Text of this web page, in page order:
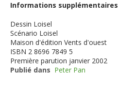
Informations supplémentaires
Dessin Loisel
Scénario Loisel
Maison d'édition Vents d'ouest
ISBN 2 8696 7849 5
Première parution janvier 2002
Publié dans Peter Pan